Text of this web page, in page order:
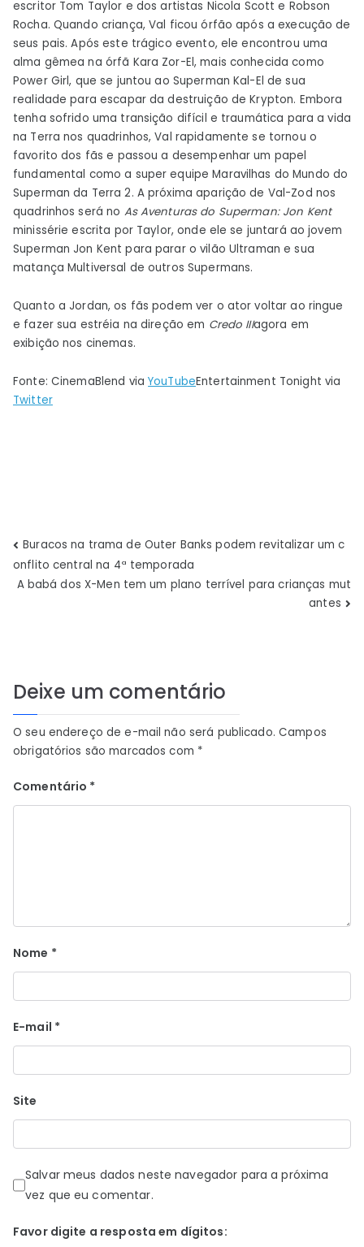
escritor Tom Taylor e dos artistas Nicola Scott e Robson
Rocha. Quando criança, Val ficou órfão após a execução de
seus pais. Após este trágico evento, ele encontrou uma
alma gêmea na órfã Kara Zor-El, mais conhecida como
Power Girl, que se juntou ao Superman Kal-El de sua
realidade para escapar da destruição de Krypton. Embora
tenha sofrido uma transição difícil e traumática para a vida
na Terra nos quadrinhos, Val rapidamente se tornou o
favorito dos fãs e passou a desempenhar um papel
fundamental como a super equipe Maravilhas do Mundo do
Superman da Terra 2. A próxima aparição de Val-Zod nos
quadrinhos será no As Aventuras do Superman: Jon Kent
minissérie escrita por Taylor, onde ele se juntará ao jovem
Superman Jon Kent para parar o vilão Ultraman e sua
matança Multiversal de outros Supermans.
Quanto a Jordan, os fãs podem ver o ator voltar ao ringue
e fazer sua estréia na direção em Credo IIIagora em
exibição nos cinemas.
Fonte: CinemaBlend viaYouTubeEntertainment Tonight via
Twitter
Navegação
de
Buracos na trama de Outer Banks podem revitalizar um c
onflito central na 4ª temporada
A babá dos X-Men tem um plano terrível para crianças mut
antes
Deixe um comentário
O seu endereço de e-mail não será publicado. Campos
obrigatórios são marcados com *
Comentário *
Nome *
E-mail *
Site
Salvar meus dados neste navegador para a próxima
vez que eu comentar.
Favor digite a resposta em dígitos: